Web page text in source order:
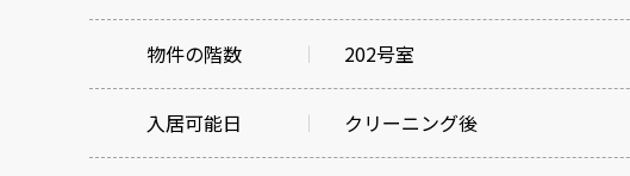
物件の階数 202号室
入居可能日 クリーニング後